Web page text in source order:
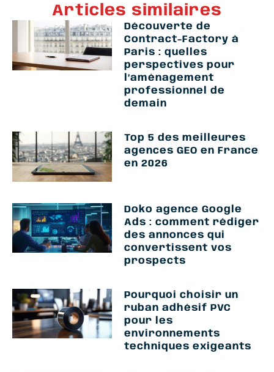
Articles similaires
Découverte de
Contract-Factory à
Paris : quelles
perspectives pour
l’aménagement
professionnel de
demain
Top 5 des meilleures
agences GEO en France
en 2026
Doko agence Google
Ads : comment rédiger
des annonces qui
convertissent vos
prospects
Pourquoi choisir un
ruban adhésif PVC
pour les
environnements
techniques exigeants